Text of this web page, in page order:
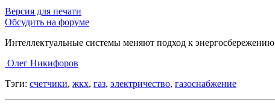
Версия для печати
Обсудить на форуме
Интеллектуальные системы меняют подход к энергосбережению
Олег Никифоров
Тэги: счетчики, жкх, газ, электричество, газоснабжение